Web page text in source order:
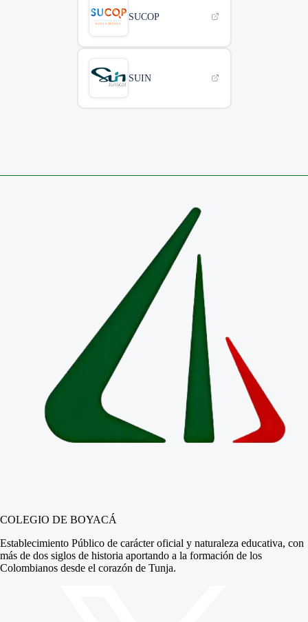
SUCOP
SUIN
COLEGIO DE BOYACÁ
Establecimiento Público de carácter oficial y naturaleza educativa, con
más de dos siglos de historia aportando a la formación de los
Colombianos desde el corazón de Tunja.